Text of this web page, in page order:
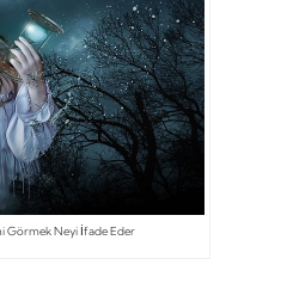
Görmek Neyi İfade Eder